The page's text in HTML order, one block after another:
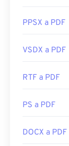
PPSX a PDF
VSDX a PDF
RTF a PDF
PS a PDF
DOCX a PDF